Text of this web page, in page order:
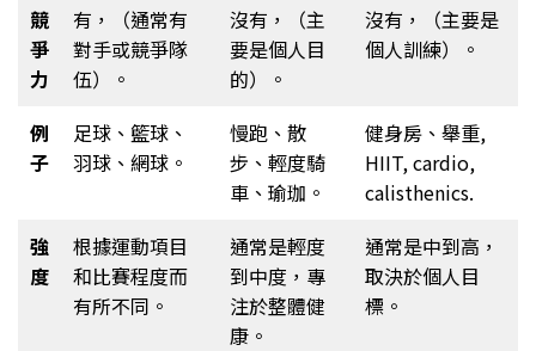
競
爭
力
有，（通常有
對手或競爭隊
伍）。
沒有，（主
要是個人目
的）。
沒有，（主要是
個人訓練）。
例
子
足球、籃球、
羽球、網球。
慢跑、散
步、輕度騎
車、瑜珈。
健身房、舉重,
HIIT, cardio,
calisthenics.
強
度
根據運動項目
和比賽程度而
有所不同。
通常是輕度
到中度，專
注於整體健
康。
通常是中到高，
取決於個人目
標。